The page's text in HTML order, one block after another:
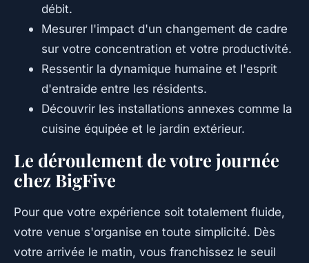
débit.
Mesurer l'impact d'un changement de cadre
sur votre concentration et votre productivité.
Ressentir la dynamique humaine et l'esprit
d'entraide entre les résidents.
Découvrir les installations annexes comme la
cuisine équipée et le jardin extérieur.
Le déroulement de votre journée
chez BigFive
Pour que votre expérience soit totalement fluide,
votre venue s'organise en toute simplicité. Dès
votre arrivée le matin, vous franchissez le seuil